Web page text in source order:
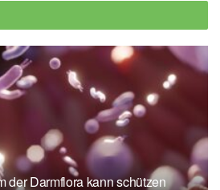
der Darmflora kann schützen